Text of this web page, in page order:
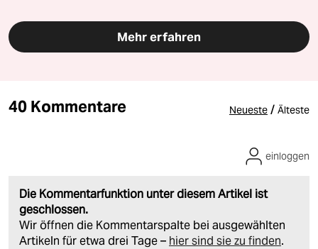
Mehr erfahren
40 Kommentare Neueste / Älteste
Die Kommentarfunktion unter diesem Artikel ist
geschlossen.
Wir öffnen die Kommentarspalte bei ausgewählten
Artikeln für etwa drei Tage – hier sind sie zu finden.
einloggen